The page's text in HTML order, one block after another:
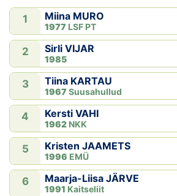
1 Miina MURO
1977 LSF PT
2 Sirli VIJAR
1985
3 Tiina KARTAU
1967 Suusahullud
4 Kersti VAHI
1962 NKK
5 Kristen JAAMETS
1996 EMÜ
6 Maarja-Liisa JÄRVE
1991 Kaitseliit